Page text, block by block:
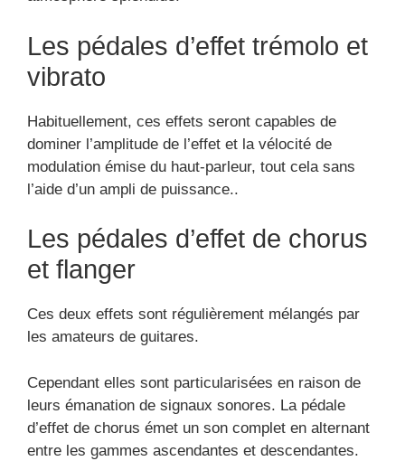
Les pédales d’effet trémolo et
vibrato
Habituellement, ces effets seront capables de
dominer l’amplitude de l’effet et la vélocité de
modulation émise du haut-parleur, tout cela sans
l’aide d’un ampli de puissance..
Les pédales d’effet de chorus
et flanger
Ces deux effets sont régulièrement mélangés par
les amateurs de guitares.
Cependant elles sont particularisées en raison de
leurs émanation de signaux sonores. La pédale
d’effet de chorus émet un son complet en alternant
entre les gammes ascendantes et descendantes.